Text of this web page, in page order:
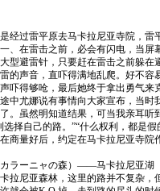
过雷平原去马卡拉尼亚寺院，雷
、在雷击之前，必会有闪电，当
型避雷针，只要赶在雷击之前躲
的声音，直吓得满地乱爬。好不
吓得够呛，最后她终于拿出勇气
中尤娜说有事情向大家宣布，当
。虽然明知道结果，可当我亲耳
选择自己的路。”“什么权利，都是
商量好后，约定在马卡拉尼亚寺院
ーニャの森）——马卡拉尼亚湖
尼亚森林，这里的路并不复杂，